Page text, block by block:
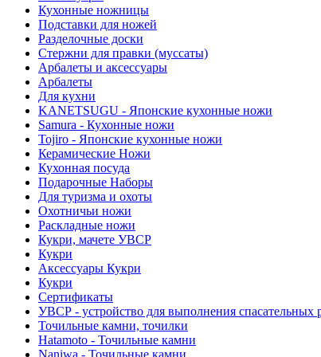
Кухонные ножницы
Подставки для ножей
Разделочные доски
Стержни для правки (муссаты)
Арбалеты и аксессуары
Арбалеты
Для кухни
KANETSUGU - Японские кухонные ножи
Samura - Кухонные ножи
Tojiro - Японские кухонные ножи
Керамические Ножи
Кухонная посуда
Подарочные Наборы
Для туризма и охоты
Охотничьи ножи
Раскладные ножи
Кукри, мачете УВСР
Кукри
Аксессуары Кукри
Кукри
Сертификаты
УВСР - устройство для выполнения спасательных
Точильные камни, точилки
Hatamoto - Точильные камни
Naniwa - Точильные камни